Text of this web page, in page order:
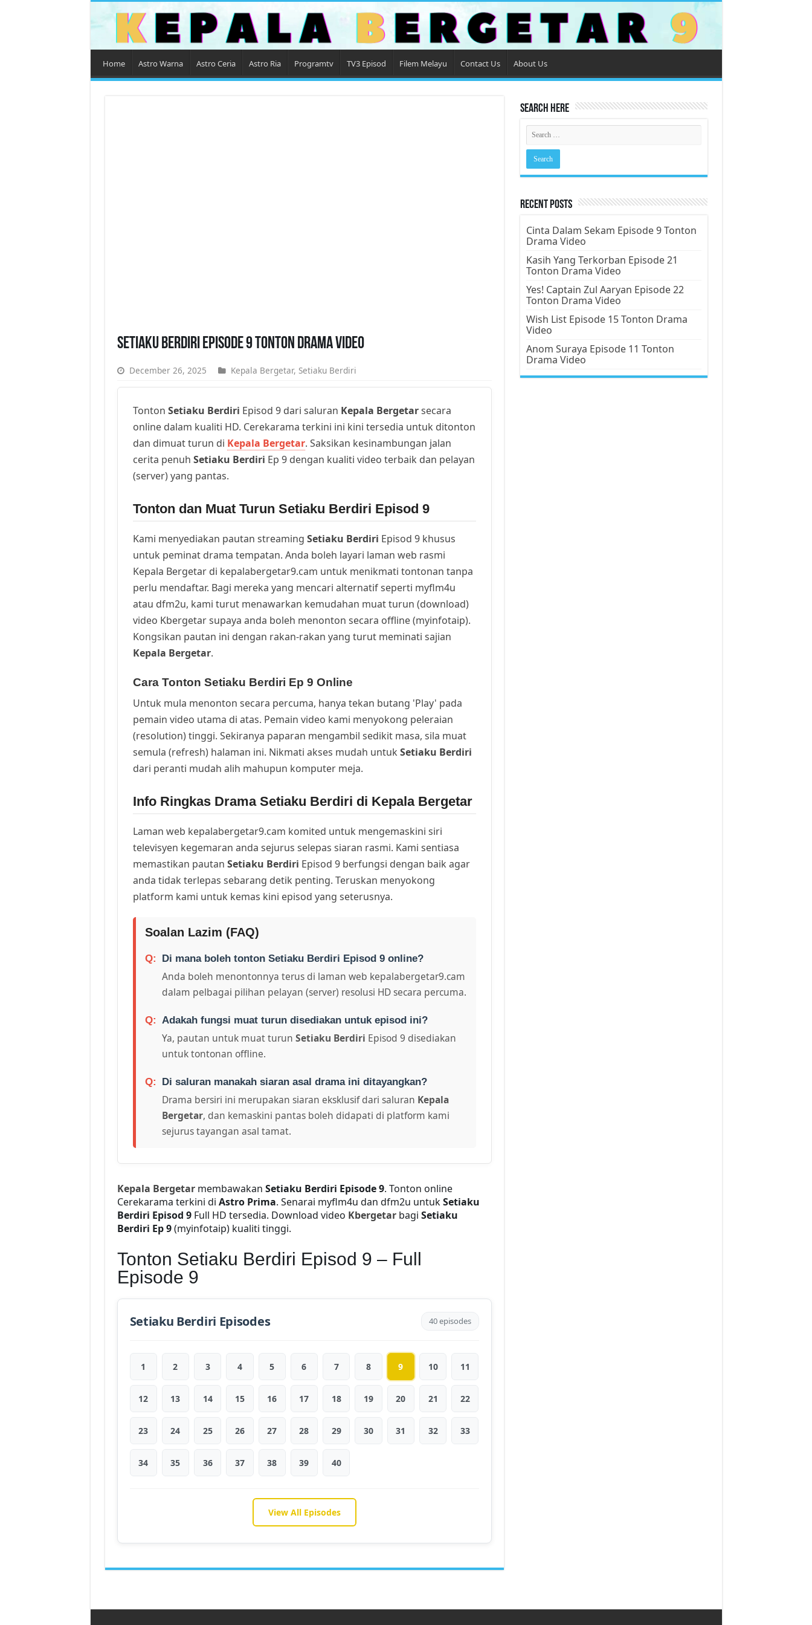
Home Astro Warna Astro Ceria Astro Ria Programtv TV3 Episod Filem Melayu Contact Us About Us
Setiaku Berdiri Episode 9 Tonton Drama Video
December 26, 2025 Kepala Bergetar, Setiaku Berdiri
Tonton Setiaku Berdiri Episod 9 dari saluran Kepala Bergetarsecara
online dalam kualiti HD. Cerekarama terkini ini kini tersedia untuk ditonton
dan dimuat turun di Kepala Bergetar. Saksikan kesinambungan jalan
cerita penuh Setiaku Berdiri Ep 9 dengan kualiti video terbaik dan pelayan
(server) yang pantas.
Tonton dan Muat Turun Setiaku Berdiri Episod 9
Kami menyediakan pautan streaming Setiaku Berdiri Episod 9 khusus
untuk peminat drama tempatan. Anda boleh layari laman web rasmi
Kepala Bergetar di kepalabergetar9.cam untuk menikmati tontonan tanpa
perlu mendaftar. Bagi mereka yang mencari alternatif seperti myflm4u
atau dfm2u, kami turut menawarkan kemudahan muat turun (download)
video Kbergetar supaya anda boleh menonton secara offline (myinfotaip).
Kongsikan pautan ini dengan rakan-rakan yang turut meminati sajian
Kepala Bergetar.
Cara Tonton Setiaku Berdiri Ep 9 Online
Untuk mula menonton secara percuma, hanya tekan butang 'Play' pada
pemain video utama di atas. Pemain video kami menyokong peleraian
(resolution) tinggi. Sekiranya paparan mengambil sedikit masa, sila muat
semula (refresh) halaman ini. Nikmati akses mudah untuk Setiaku Berdiri
dari peranti mudah alih mahupun komputer meja.
Info Ringkas Drama Setiaku Berdiri di Kepala Bergetar
Laman web kepalabergetar9.cam komited untuk mengemaskini siri
televisyen kegemaran anda sejurus selepas siaran rasmi. Kami sentiasa
memastikan pautan Setiaku Berdiri Episod 9 berfungsi dengan baik agar
anda tidak terlepas sebarang detik penting. Teruskan menyokong
platform kami untuk kemas kini episod yang seterusnya.
Soalan Lazim (FAQ)
Di mana boleh tonton Setiaku Berdiri Episod 9 online?
Anda boleh menontonnya terus di laman web kepalabergetar9.cam
dalam pelbagai pilihan pelayan (server) resolusi HD secara percuma.
Adakah fungsi muat turun disediakan untuk episod ini?
Ya, pautan untuk muat turun Setiaku Berdiri Episod 9 disediakan
untuk tontonan offline.
Di saluran manakah siaran asal drama ini ditayangkan?
Drama bersiri ini merupakan siaran eksklusif dari saluran Kepala
Bergetar, dan kemaskini pantas boleh didapati di platform kami
sejurus tayangan asal tamat.
Kepala Bergetarmembawakan Setiaku Berdiri Episode 9. Tonton online
Cerekarama terkini di Astro Prima. Senarai myflm4u dan dfm2u untukSetiaku
Berdiri Episod 9Full HD tersedia. Download video Kbergetarbagi Setiaku
Berdiri Ep 9(myinfotaip) kualiti tinggi.
Tonton Setiaku Berdiri Episod 9 – Full
Episode 9
Setiaku Berdiri Episodes 40 episodes
1 2 3 4 5 6 7 8 9 10 11
12 13 14 15 16 17 18 19 20 21 22
23 24 25 26 27 28 29 30 31 32 33
34 35 36 37 38 39 40
View All Episodes
Search Here
Recent Posts
Cinta Dalam Sekam Episode 9 Tonton
Drama Video
Kasih Yang Terkorban Episode 21
Tonton Drama Video
Yes! Captain Zul Aaryan Episode 22
Tonton Drama Video
Wish List Episode 15 Tonton Drama
Video
Anom Suraya Episode 11 Tonton
Drama Video